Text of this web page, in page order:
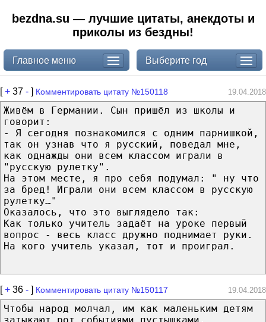
bezdna.su — лучшие цитаты, анекдоты и
приколы из бездны!
Главное меню Выберите год
[+ 37 - ] Комментировать цитату №150118 19.04.2018
Живём в Германии. Сын пришёл из школы и
говорит:
- Я сегодня познакомился с одним парнишкой,
так он узнав что я русский, поведал мне,
как однажды они всем классом играли в
"русскую рулетку".
На этом месте, я про себя подумал: " ну что
за бред! Играли они всем классом в русскую
рулетку…"
Оказалось, что это выглядело так:
Как только учитель задаёт на уроке первый
вопрос - весь класс дружно поднимает руки.
На кого учитель указал, тот и проиграл.
[+ 36 - ] Комментировать цитату №150117 19.04.2018
Чтобы народ молчал, им как маленьким детям
затыкают рот событиями пустышками.